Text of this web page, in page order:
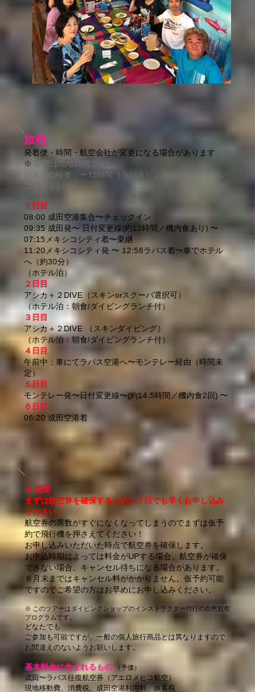
旅程
発着便・時間・航空会社が変更になる場合があります
※
時間は現地時間です。
日本との時差：ー15時間（ラパス）／ー14時間（メキシ
１日目
08:00 成田空港集合〜チェックイン
09:35 成田発〜 日付変更線(約12時間／機内食あり) 〜
07:15メキシコシティ着〜乗継
11:20メキシコシティ発 〜 12:58ラパス着〜車でホテル
へ（約30分）
（ホテル泊）
２日目
アシカ＋２DIVE（スキンorスクーバ選択可）
（ホテル泊：朝食/ダイビングランチ付）
３日目
アシカ＋２DIVE （スキンダイビング）
​（ホテル泊：朝食/ダイビングランチ付）
４日目
午前中： 車にてラパス空港へ〜モンテレー経由（時間未
定）
５日目
モンテレー発〜日付変更線〜(約14.5時間／機内食2回) 〜
６日目
06:20 成田空港着
※ 重要
まずは航空券を確保するために１日でも早くお申し込み
ください！
航空券の席数がすぐになくなってしまうのでまずは仮予
約で飛行機を押さえてください！
お申し込みいただいた時点で航空券を確保します。
お申込時期によっては料金がUPする場合、航空券が確保
できない場合、キャンセル待ちになる場合があります。
８月末まではキャンセル料がかかりません。仮予約可能
ですのでご希望の方はお早めにお申し込みください。
※ このツアーはダイビングショップのインストラクター同行の自然観察
プログラムです。
どなたでも
ご参加も可能ですが、一般の個人旅行商品とは異なりますので
お間違えのないようお願いします。
基本料金に含まれるもの （予価）
成田〜ラパス往復航空券（アエロメヒコ航空）
現地移動費、消費税、成田空港利用料、旅客税